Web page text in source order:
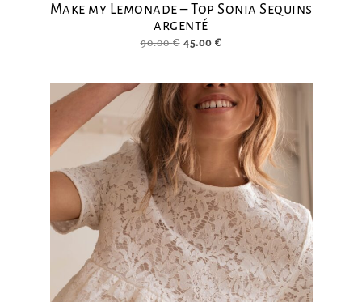
Make my Lemonade – Top Sonia Sequins
argenté
90.00€ Le
était :
90.00 €.
45.00 €Le
est :
45.00 €.